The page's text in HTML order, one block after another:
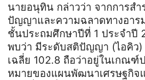
นายอนุทิน กล่าวว่า จากการสำ
ปัญญาและความฉลาดทางอาร
ชั้นประถมศึกษาปีที่ 1 ประจำปี
พบว่า มีระดับสติปัญญา (ไอคิว)
เฉลี่ย 102.8 ถือว่าอยู่ในเกณฑ์
หมายของแผนพัฒนาเศรษฐกิจ